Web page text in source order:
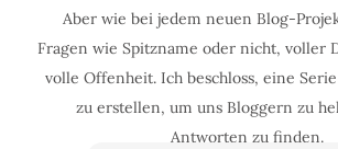
Aber wie bei jedem neuen Blog-
Fragen wie Spitzname oder nicht, voller
volle Offenheit. Ich beschloss, eine
zu erstellen, um uns Bloggern zu
Antworten zu finden.